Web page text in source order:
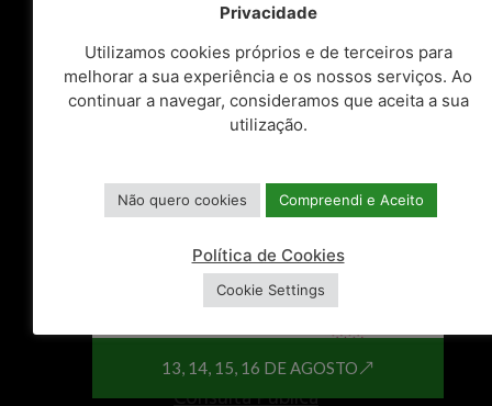
cultura, desporto e proteção civil.
ATALHOS
Espaços do Cidadão
Balcão do Empreendedor
Centro de Documentos
Recursos Humanos
Consulta Pública
Privacidade
Utilizamos cookies próprios e de terceiros para
melhorar a sua experiência e os nossos serviços. Ao
continuar a navegar, consideramos que aceita a sua
utilização.
Não quero cookies Compreendi e Aceito
Política de Cookies
Cookie Settings
13, 14, 15, 16 DE AGOSTO